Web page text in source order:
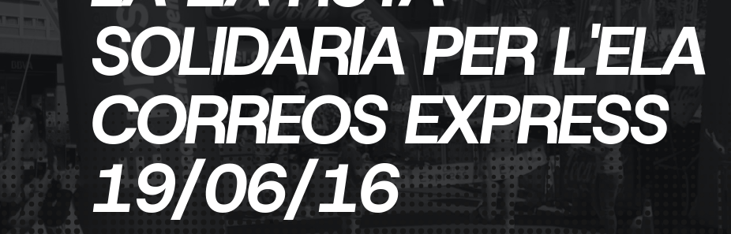
SOLIDARIA PER L'ELA
CORREOS EXPRESS
19/06/16